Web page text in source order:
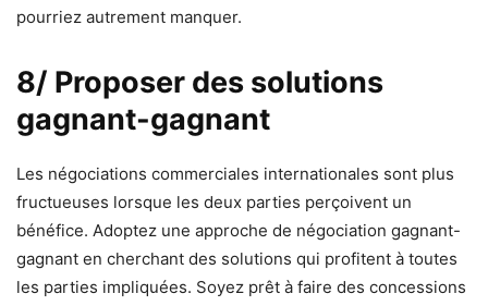
pourriez autrement manquer.
8/ Proposer des solutions
gagnant-gagnant
Les négociations commerciales internationales sont plus
fructueuses lorsque les deux parties perçoivent un
bénéfice. Adoptez une approche de négociation gagnant-
gagnant en cherchant des solutions qui profitent à toutes
les parties impliquées. Soyez prêt à faire des concessions